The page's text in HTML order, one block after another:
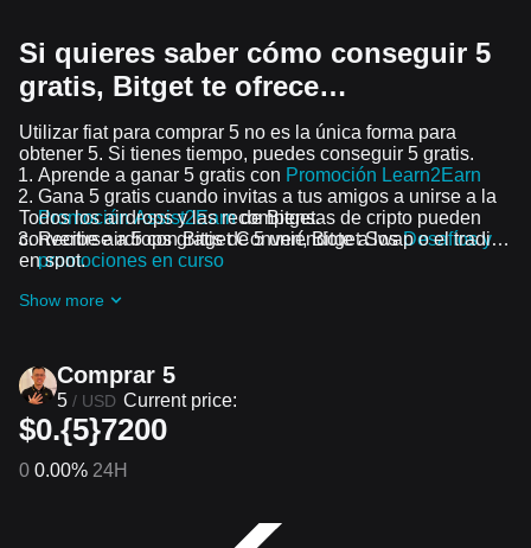
Si quieres saber cómo conseguir 5
gratis, Bitget te ofrece…
Utilizar fiat para comprar 5 no es la única forma para
obtener 5. Si tienes tiempo, puedes conseguir 5 gratis.
Aprende a ganar 5 gratis con Promoción Learn2Earn
Gana 5 gratis cuando invitas a tus amigos a unirse a la
Promoción Assist2Earnde Bitget.
Recibe airdrops gratis de 5 uniéndote a losDesafíos y
promociones en curso
Todos los airdrops y las recompensas de cripto pueden
convertirse a 5 con Bitget Convert, Bitget Swap o el trading
en spot.
Show more
Comprar 5
5 / USD Current price:
$0.{5}7200
0 0.00% 24H